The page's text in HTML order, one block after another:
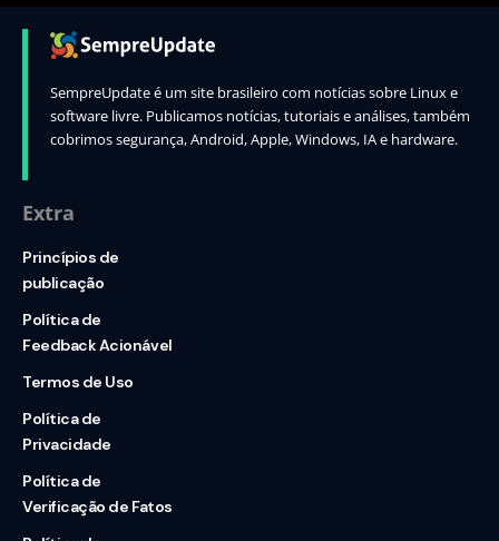
SempreUpdate é um site brasileiro com notícias sobre Linux e
software livre. Publicamos notícias, tutoriais e análises, também
cobrimos segurança, Android, Apple, Windows, IA e hardware.
Extra
Princípios de
publicação
Política de
Feedback Acionável
Termos de Uso
Política de
Privacidade
Política de
Verificação de Fatos